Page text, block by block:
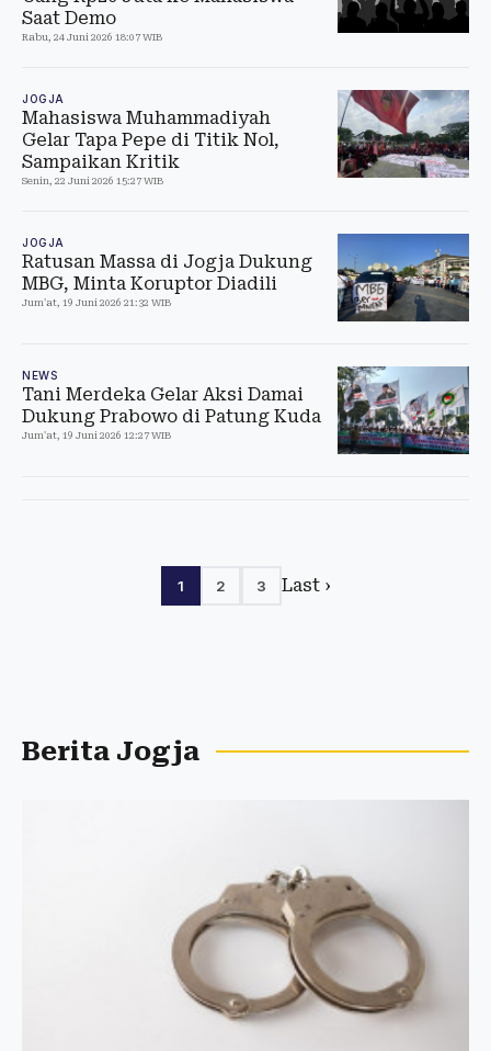
Saat Demo
Rabu, 24 Juni 2026 18:07 WIB
JOGJA
Mahasiswa Muhammadiyah
Gelar Tapa Pepe di Titik Nol,
Sampaikan Kritik
Senin, 22 Juni 2026 15:27 WIB
JOGJA
Ratusan Massa di Jogja Dukung
MBG, Minta Koruptor Diadili
Jum'at, 19 Juni 2026 21:32 WIB
NEWS
Tani Merdeka Gelar Aksi Damai
Dukung Prabowo di Patung Kuda
Jum'at, 19 Juni 2026 12:27 WIB
1 2 3 Last ›
Berita Jogja